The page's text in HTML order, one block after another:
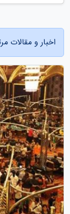
اخبار و مقالات